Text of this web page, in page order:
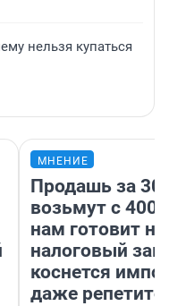
нельзя купаться
МНЕНИЕ
Продашь за
возьмут с
нам готовит
налоговый
коснется
даже